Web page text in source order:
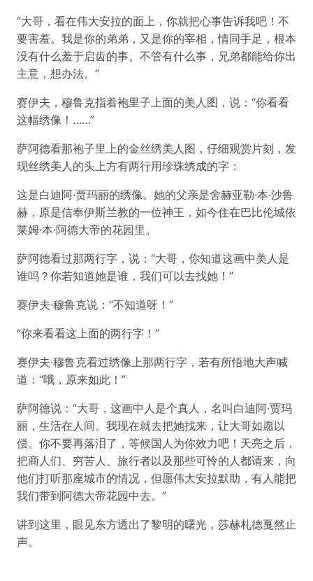
“大哥，看在伟大安拉的面上，你就把心事告诉我吧！不
要害羞。我是你的弟弟，又是你的宰相，情同手足，根本
没有什么羞于启齿的事。不管有什么事，兄弟都能给你出
主意，想办法。”
赛伊夫，穆鲁克指着袍里子上面的美人图，说：“你看看
这幅绣像！……”
萨阿德看那袍子里上的金丝绣美人图，仔细观赏片刻，发
现丝绣美人的头上方有两行用珍珠绣成的字：
这是白迪阿·贾玛丽的绣像。她的父亲是舍赫亚勒·本·沙鲁
赫，原是信奉伊斯兰教的一位神王，如今住在巴比伦城依
莱姆·本·阿德大帝的花园里。
萨阿德看过那两行字，说：“大哥，你知道这画中美人是
谁吗？你若知道她是谁，我们可以去找她！”
赛伊夫·穆鲁克说：“不知道呀！”
“你来看看这上面的两行字！”
赛伊夫·穆鲁克看过绣像上那两行字，若有所悟地大声喊
道：“哦，原来如此！”
萨阿德说：“大哥，这画中人是个真人，名叫白迪阿·贾玛
丽，生活在人间。我现在就去把她找来，让大哥如愿以
偿。你不要再落泪了，等候国人为你效力吧！天亮之后，
把商人们、穷苦人、旅行者以及那些可怜的人都请来，向
他们打听那座城市的情况，但愿伟大安拉默助，有人能把
我们带到阿德大帝花园中去。”
讲到这里，眼见东方透出了黎明的曙光，莎赫札德戛然止
声。